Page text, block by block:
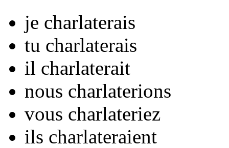
je charlaterais
tu charlaterais
il charlaterait
nous charlaterions
vous charlateriez
ils charlateraient